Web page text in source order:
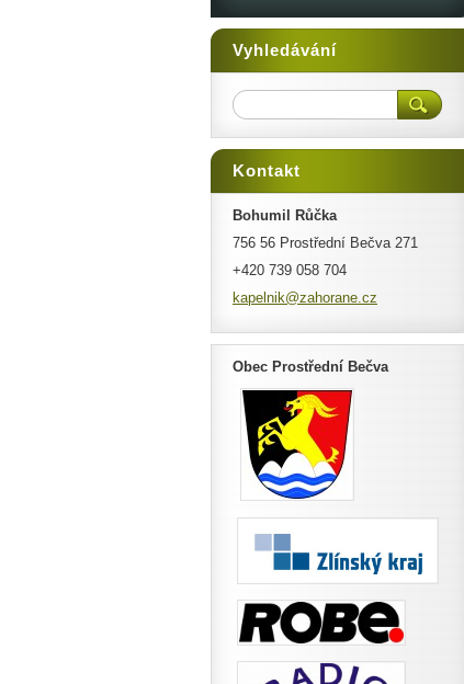
Vyhledávání
Kontakt
Bohumil Růčka
756 56 Prostřední Bečva 271
+420 739 058 704
kapelnik@zahorane.cz
Obec Prostřední Bečva